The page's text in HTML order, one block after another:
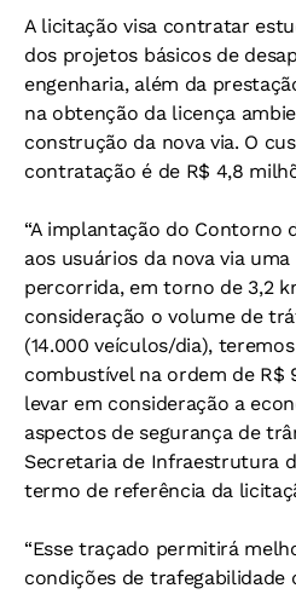
A licitação visa contratar
dos projetos básicos de
engenharia, além da
na obtenção da licença
construção da nova via. O
contratação é de R$ 4,8
“A implantação do Contorno
aos usuários da nova via
percorrida, em torno de 3,2
consideração o volume de
(14.000 veículos/dia),
combustível na ordem de R$
levar em consideração a
aspectos de segurança de
Secretaria de Infraestrutura
termo de referência da
“Esse traçado permitirá
condições de